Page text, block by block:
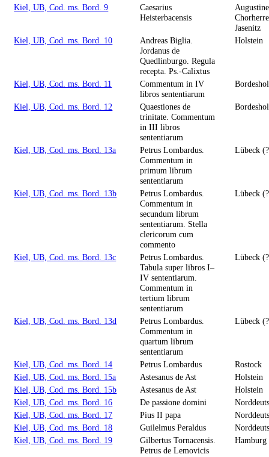
Kiel, UB, Cod. ms. Bord. 9
Caesarius
Heisterbacensis
Jasenitz
Kiel, UB, Cod. ms. Bord. 10
Andreas Biglia.
Jordanus de
Quedlinburgo. Regula
recepta. Ps.-Calixtus
Holstein
Kiel, UB, Cod. ms. Bord. 11
Commentum in IV
libros sententiarum
Kiel, UB, Cod. ms. Bord. 12
Quaestiones de
trinitate. Commentum
in III libros
sententiarum
Kiel, UB, Cod. ms. Bord. 13a
Petrus Lombardus.
Commentum in
primum librum
sententiarum
Lübeck
Kiel, UB, Cod. ms. Bord. 13b
Petrus Lombardus.
Commentum in
secundum librum
sententiarum. Stella
clericorum cum
commento
Lübeck
Kiel, UB, Cod. ms. Bord. 13c
Petrus Lombardus.
Tabula super libros I–
IV sententiarum.
Commentum in
tertium librum
sententiarum
Lübeck
Kiel, UB, Cod. ms. Bord. 13d
Petrus Lombardus.
Commentum in
quartum librum
sententiarum
Lübeck
Kiel, UB, Cod. ms. Bord. 14 Petrus Lombardus
Rostock
Kiel, UB, Cod. ms. Bord. 15a
Astesanus de Ast
Holstein
Kiel, UB, Cod. ms. Bord. 15b
Astesanus de Ast
Holstein
Kiel, UB, Cod. ms. Bord. 16
De passione domini
Kiel, UB, Cod. ms. Bord. 17
Pius II papa
Kiel, UB, Cod. ms. Bord. 18
Guilelmus Peraldus
Kiel, UB, Cod. ms. Bord. 19
Gilbertus Tornacensis.
Petrus de Lemovicis
Hamburg